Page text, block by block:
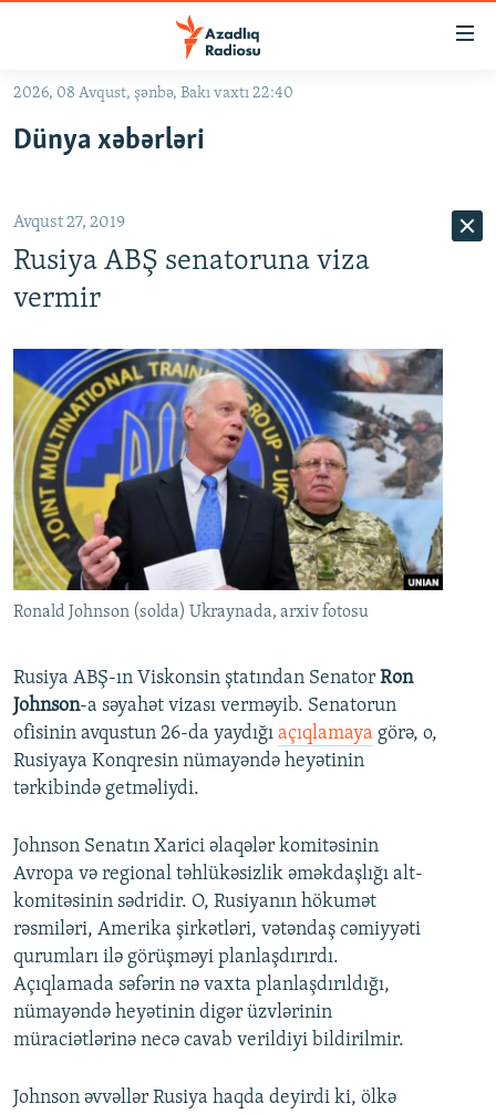
Əsas
qayıt
qayıt
Axtarışa
#İZAHLA
#ƏSLINDƏ
FƏRQƏ BAX
ARAŞDIRMA
MULTIMEDIA
VIDEO
FOTOQALEREYA
İNFOQRAFIKA
KARIKATURA
RADIO ARXIV
OXU ZALI
AZƏRBAYCAN ƏDƏBIYYATI KITABXANASI
İSLAM VƏ DEMOKRATIYA
HAQQIMIZDA
MISSIYAMIZ
PEŞƏ ETIKASI VƏ JURNALISTIKA STANDARTLARIMIZ
BIZIMLƏ ƏLAQƏ
XƏBƏR BÜLLETENLƏRIMIZ
BIZI IZLƏ
2026, 08 Avqust, şənbə, Bakı vaxtı 22:40
Dünya xəbərləri
Avqust 27, 2019
Rusiya ABŞ senatoruna viza
vermir
Ronald Johnson (solda) Ukraynada, arxiv fotosu
Rusiya ABŞ-ın Viskonsin ştatından Senator Ron
Johnson-a səyahət vizası verməyib. Senatorun
ofisinin avqustun 26-da yaydığı açıqlamaya görə, o,
Rusiyaya Konqresin nümayəndə heyətinin
tərkibində getməliydi.
Johnson Senatın Xarici əlaqələr komitəsinin
Avropa və regional təhlükəsizlik əməkdaşlığı alt-
komitəsinin sədridir. O, Rusiyanın hökumət
rəsmiləri, Amerika şirkətləri, vətəndaş cəmiyyəti
qurumları ilə görüşməyi planlaşdırırdı.
Açıqlamada səfərin nə vaxta planlaşdırıldığı,
nümayəndə heyətinin digər üzvlərinin
müraciətlərinə necə cavab verildiyi bildirilmir.
Johnson əvvəllər Rusiya haqda deyirdi ki, ölkə